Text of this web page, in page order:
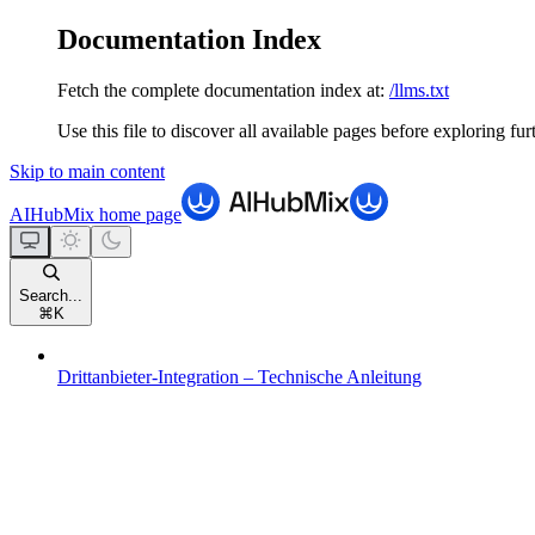
Documentation Index
Fetch the complete documentation index at: /llms.txt
Use this file to discover all available pages before exploring
Skip to main content
AIHubMix home page
Search...
⌘ K
Drittanbieter-Integration – Technische Anleitung